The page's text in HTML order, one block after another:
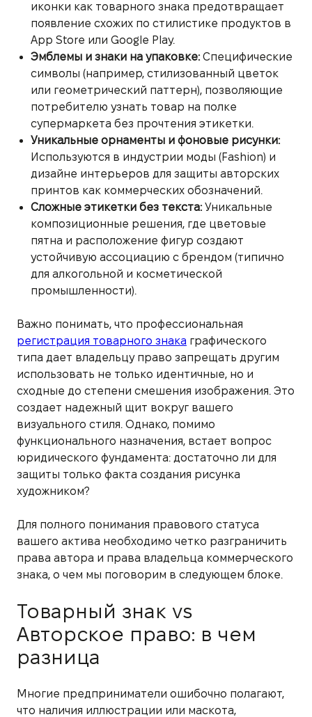
иконки как товарного знака предотвращает
появление схожих по стилистике продуктов в
App Store или Google Play.
Эмблемы и знаки на упаковке:Специфические
символы (например, стилизованный цветок
или геометрический паттерн), позволяющие
потребителю узнать товар на полке
супермаркета без прочтения этикетки.
Уникальные орнаменты и фоновые рисунки:
Используются в индустрии моды (Fashion) и
дизайне интерьеров для защиты авторских
принтов как коммерческих обозначений.
Сложные этикетки без текста:Уникальные
композиционные решения, где цветовые
пятна и расположение фигур создают
устойчивую ассоциацию с брендом (типично
для алкогольной и косметической
промышленности).
Важно понимать, что профессиональная
регистрация товарного знака графического
типа дает владельцу право запрещать другим
использовать не только идентичные, но и
сходные до степени смешения изображения. Это
создает надежный щит вокруг вашего
визуального стиля. Однако, помимо
функционального назначения, встает вопрос
юридического фундамента: достаточно ли для
защиты только факта создания рисунка
художником?
Для полного понимания правового статуса
вашего актива необходимо четко разграничить
права автора и права владельца коммерческого
знака, о чем мы поговорим в следующем блоке.
Товарный знак vs
Авторское право: в чем
разница
Многие предприниматели ошибочно полагают,
что наличия иллюстрации или маскота,